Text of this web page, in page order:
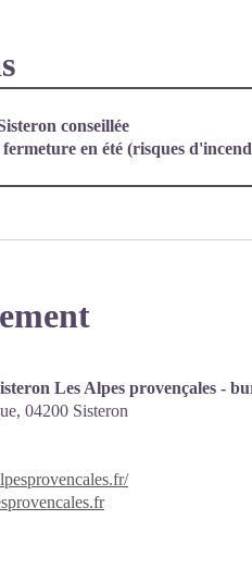
conseillée
en été (risques
Les Alpes provençales -
04200 Sisteron